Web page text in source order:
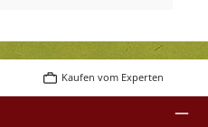
Kaufen vom Experten